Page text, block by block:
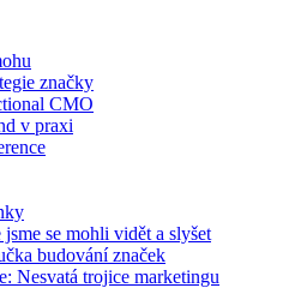
značky
CMO
v praxi
jsme se mohli vidět a slyšet
budování značek
Nesvatá trojice marketingu